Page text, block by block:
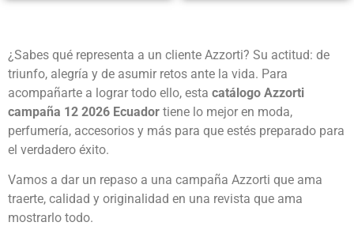
¿Sabes qué representa a un cliente Azzorti? Su actitud: de
triunfo, alegría y de asumir retos ante la vida. Para
acompañarte a lograr todo ello, esta catálogo Azzorti
campaña 12 2026 Ecuador tiene lo mejor en moda,
perfumería, accesorios y más para que estés preparado para
el verdadero éxito.
Vamos a dar un repaso a una campaña Azzorti que ama
traerte, calidad y originalidad en una revista que ama
mostrarlo todo.